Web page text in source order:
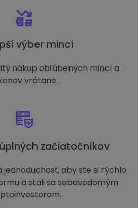
výber mincí
nákup obľúbených mincí a
vrátane .
začiatočníkov
jednoduchosť, aby ste si rýchlo
a stali sa sebavedomým